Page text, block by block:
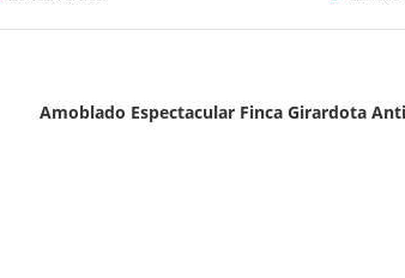
Amoblado Espectacular Finca Girardota